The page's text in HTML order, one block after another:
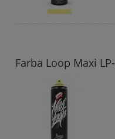
Farba Loop Maxi